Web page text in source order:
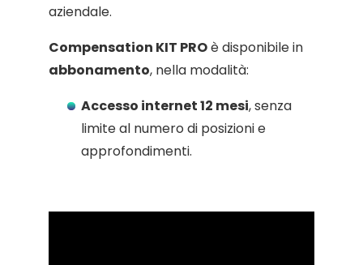
aziendale.
Compensation KIT PROè disponibile in
abbonamento, nella modalità:
Accesso internet 12 mesi, senza
limite al numero di posizioni e
approfondimenti.